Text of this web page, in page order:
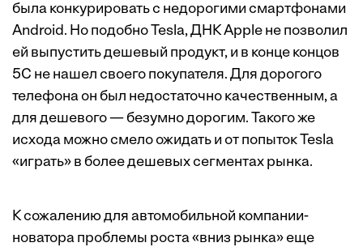
была конкурировать с недорогими смартфонами
Android. Но подобно Tesla, ДНК Apple не позволил
ей выпустить дешевый продукт, и в конце концов
5С не нашел своего покупателя. Для дорогого
телефона он был недостаточно качественным, а
для дешевого — безумно дорогим. Такого же
исхода можно смело ожидать и от попыток Tesla
«играть» в более дешевых сегментах рынка.
К сожалению для автомобильной компании-
новатора проблемы роста «вниз рынка» еще